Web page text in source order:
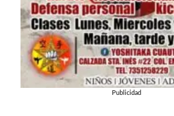
Publicidad